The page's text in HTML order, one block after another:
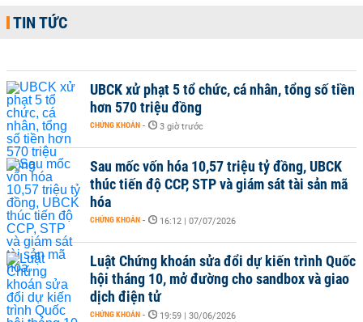
TIN TỨC
UBCK xử phạt 5 tổ chức, cá nhân, tổng số tiền
hơn 570 triệu đồng
CHỨNG KHOÁN - 3 giờ trước
Sau mốc vốn hóa 10,57 triệu tỷ đồng, UBCK
thúc tiến độ CCP, STP và giám sát tài sản mã
hóa
CHỨNG KHOÁN - 16:12 | 07/07/2026
Luật Chứng khoán sửa đổi dự kiến trình Quốc
hội tháng 10, mở đường cho sandbox và giao
dịch điện tử
CHỨNG KHOÁN - 19:59 | 30/06/2026